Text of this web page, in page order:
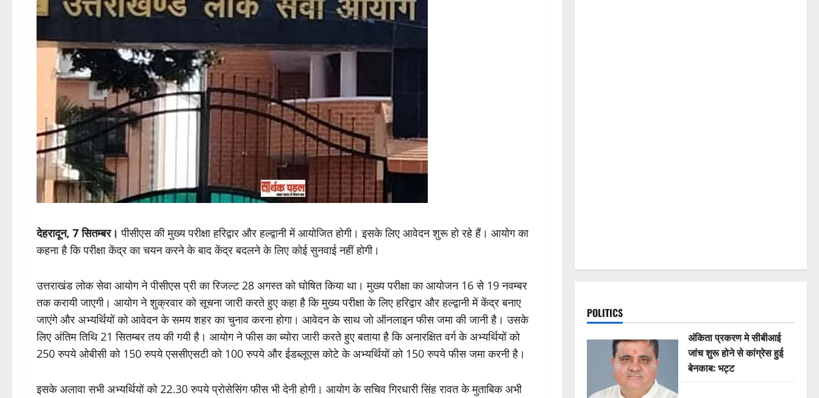
देहरादून, 7 सितम्बर। पीसीएस की मुख्य परीक्षा हरिद्वार और हल्द्वानी में आयोजित होगी। इसके लिए आवेदन शुरू हो रहे हैं। आयोग का
कहना है कि परीक्षा केंद्र का चयन करने के बाद केंद्र बदलने के लिए कोई सुनवाई नहीं होगी।
उत्तराखंड लोक सेवा आयोग ने पीसीएस प्री का रिजल्ट 28 अगस्त को घोषित किया था। मुख्य परीक्षा का आयोजन 16 से 19 नवम्बर
तक करायी जाएगी। आयोग ने शुक्रवार को सूचना जारी करते हुए कहा है कि मुख्य परीक्षा के लिए हरिद्वार और हल्द्वानी में केंद्र बनाए
जाएंगे और अभ्यर्थियों को आवेदन के समय शहर का चुनाव करना होगा। आवेदन के साथ जो ऑनलाइन फीस जमा की जानी है। उसके
लिए अंतिम तिथि 21 सितम्बर तय की गयी है। आयोग ने फीस का ब्योरा जारी करते हुए बताया है कि अनारक्षित वर्ग के अभ्यर्थियों को
250 रुपये ओबीसी को 150 रुपये एससीएसटी को 100 रुपये और ईडब्लूएस कोटे के अभ्यर्थियों को 150 रुपये फीस जमा करनी है।
इसके अलावा सभी अभ्यर्थियों को 22.30 रुपये प्रोसेसिंग फीस भी देनी होगी। आयोग के सचिव गिरधारी सिंह रावत के मुताबिक अभी
POLITICS
अंकिता प्रकरण मे सीबीआई
जांच शुरू होने से कांग्रेस हुई
बेनकाब: भट्ट